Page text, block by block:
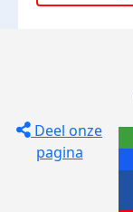
Deel onze
pagina